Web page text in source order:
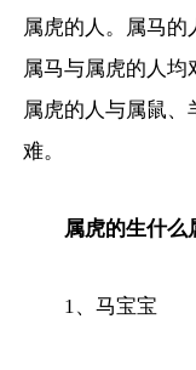
属虎的人。属马的
属马与属虎的人均
属虎的人与属鼠、
难。
属虎的生什么
1、马宝宝